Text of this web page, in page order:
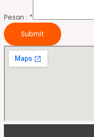
Pesan : *
Submit